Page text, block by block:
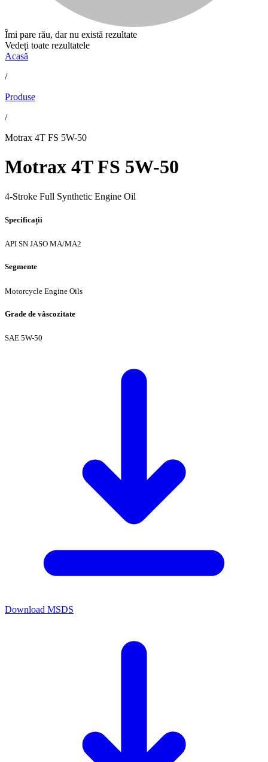
Îmi pare rău, dar nu există rezultate
Vedeți toate rezultatele
Acasă
/
Produse
/
Motrax 4T FS 5W-50
Motrax 4T FS 5W-50
4-Stroke Full Synthetic Engine Oil
Specificații
API SN JASO MA/MA2
Segmente
Motorcycle Engine Oils
Grade de vâscozitate
SAE 5W-50
Download MSDS